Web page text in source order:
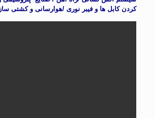
کردن کابل ها و فیبر نوری /هوارسانی و کشتی